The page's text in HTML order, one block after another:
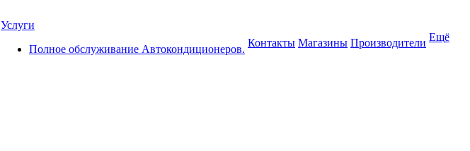
Услуги
Полное обслуживание Автокондиционеров.
Контакты Магазины Производители Ещё